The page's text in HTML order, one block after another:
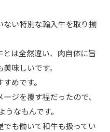
ない特別な輸入牛を取り揃
は全然違い、肉自体に旨
味しいです。
めです。
ジを覆す程だったので、
なもんです。
も働いて和牛も扱ってい